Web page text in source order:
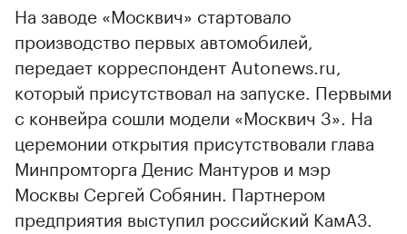
На заводе «Москвич» стартовало
производство первых автомобилей,
передает корреспондент Autonews.ru,
который присутствовал на запуске. Первыми
с конвейра сошли модели «Москвич 3». На
церемонии открытия присутствовали глава
Минпромторга Денис Мантуров и мэр
Москвы Сергей Собянин. Партнером
предприятия выступил российский КамАЗ.